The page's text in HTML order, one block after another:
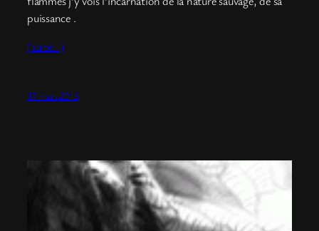
puissance .
(suite…)
17 mars 2016